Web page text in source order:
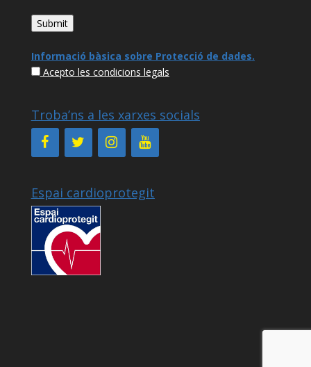
Informació bàsica sobre Protecció de dades.
Acepto les condicions legals
Troba’ns a les xarxes socials
Espai cardioprotegit